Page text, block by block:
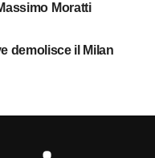
Moratti
demolisce il Milan